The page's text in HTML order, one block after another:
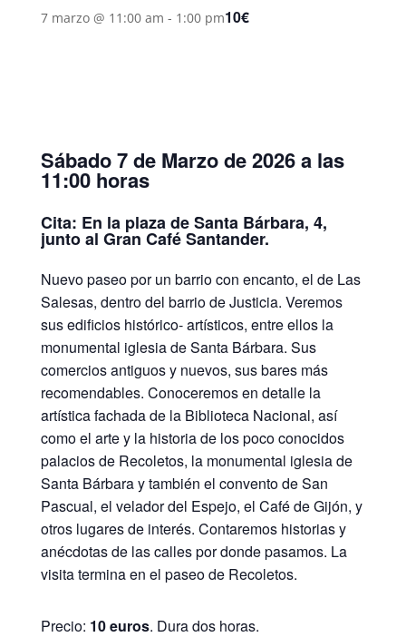
7 marzo @ 11:00 am - 1:00 pm10€
Sábado 7 de Marzo de 2026 a las
11:00 horas
Cita: En la plaza de Santa Bárbara, 4,
junto al Gran Café Santander.
Nuevo paseo por un barrio con encanto, el de Las
Salesas, dentro del barrio de Justicia. Veremos
sus edificios histórico- artísticos, entre ellos la
monumental iglesia de Santa Bárbara. Sus
comercios antiguos y nuevos, sus bares más
recomendables. Conoceremos en detalle la
artística fachada de la Biblioteca Nacional, así
como el arte y la historia de los poco conocidos
palacios de Recoletos, la monumental iglesia de
Santa Bárbara y también el convento de San
Pascual, el velador del Espejo, el Café de Gijón, y
otros lugares de interés. Contaremos historias y
anécdotas de las calles por donde pasamos. La
visita termina en el paseo de Recoletos.
Precio: 10 euros. Dura dos horas.